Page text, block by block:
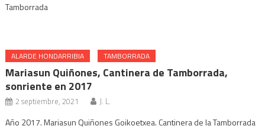
Tamborrada
ALARDE HONDARRIBIA TAMBORRADA
Mariasun Quiñones, Cantinera de Tamborrada,
sonriente en 2017
2 septiembre, 2021 J. L.
Año 2017. Mariasun Quiñones Goikoetxea. Cantinera de la Tamborrada